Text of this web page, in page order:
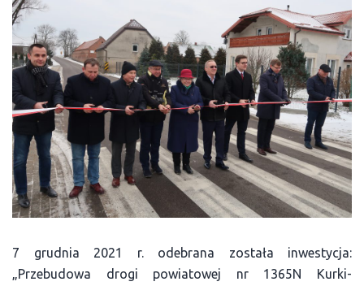
7 grudnia 2021 r. odebrana została inwestycja:
„Przebudowa drogi powiatowej nr 1365N Kurki-